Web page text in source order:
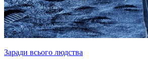
Заради всього людства